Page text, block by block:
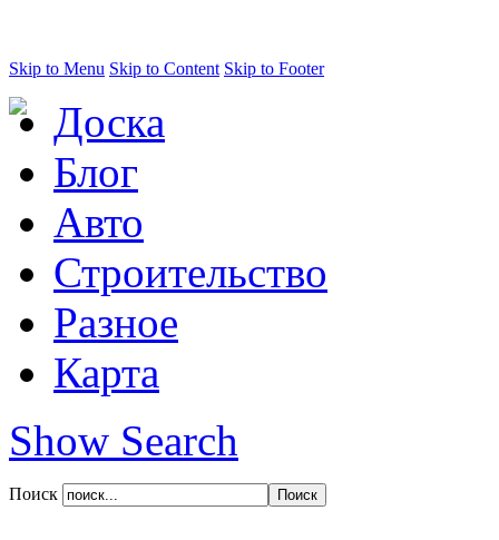
Skip to Menu Skip to Content Skip to Footer
Доска
Блог
Авто
Строительство
Разное
Карта
Show Search
Поиск